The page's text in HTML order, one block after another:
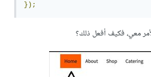
});
معي، فكيف أفعل ذلك؟